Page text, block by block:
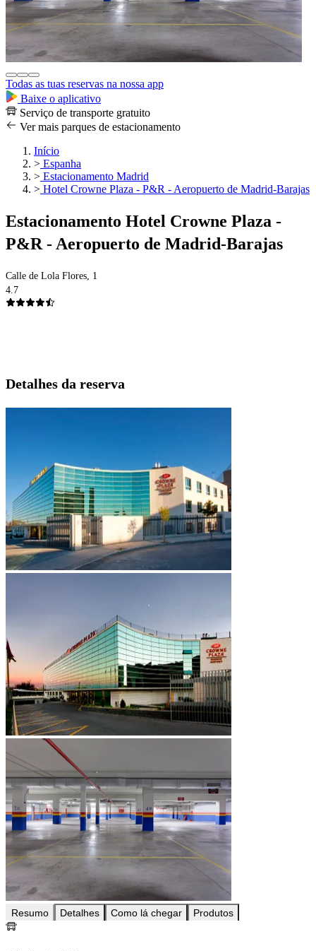
Todas as tuas reservas na nossa app
Baixe o aplicativo
Serviço de transporte gratuito
Ver mais parques de estacionamento
Início
> Espanha
> Estacionamento Madrid
> Hotel Crowne Plaza - P&R - Aeropuerto de Madrid-Barajas
Estacionamento Hotel Crowne Plaza -
P&R - Aeropuerto de Madrid-Barajas
Calle de Lola Flores, 1
4.7
Detalhes da reserva
Resumo Detalhes Como lá chegar Produtos